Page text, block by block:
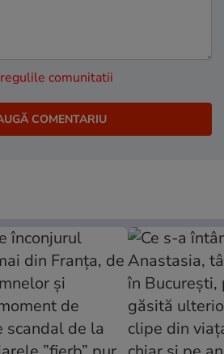
regulile comunitatii